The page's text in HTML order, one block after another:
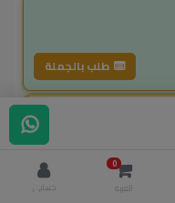
طلب بالجملة
0
العربة
حسابي